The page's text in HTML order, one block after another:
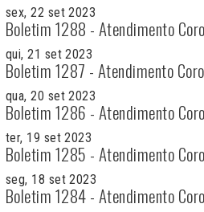
sex, 22 set 2023
Boletim 1288 - Atendimento
qui, 21 set 2023
Boletim 1287 - Atendimento
qua, 20 set 2023
Boletim 1286 - Atendimento
ter, 19 set 2023
Boletim 1285 - Atendimento
seg, 18 set 2023
Boletim 1284 - Atendimento